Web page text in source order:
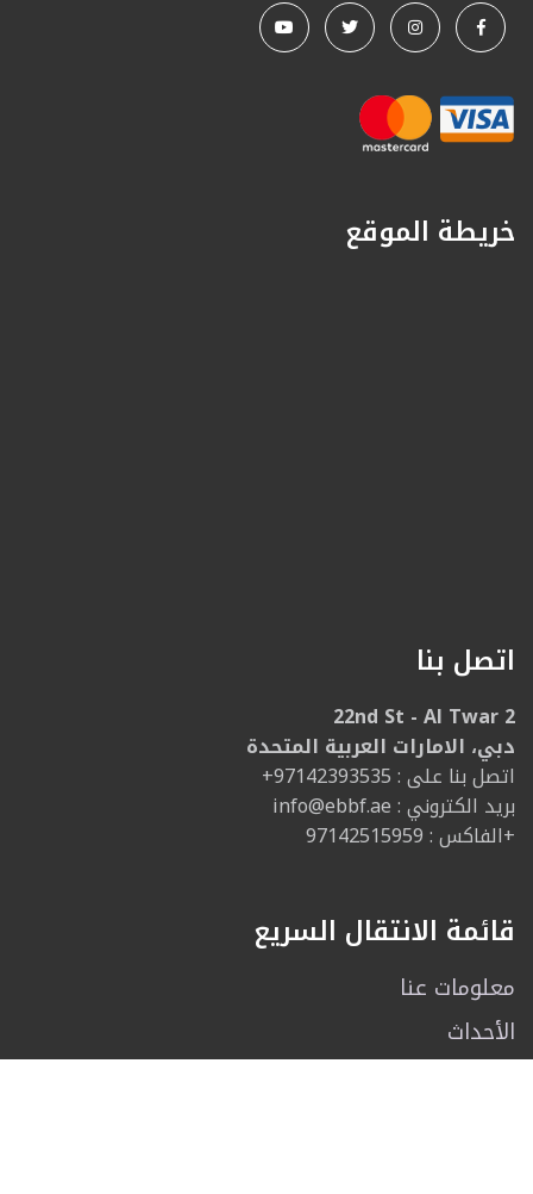
خريطة الموقع
اتصل بنا
22nd St - Al Twar 2
دبي، الامارات العربية المتحدة
+97142393535 : اتصل بنا على
info@ebbf.ae : بريد الكتروني
الفاكس : 97142515959+
قائمة الانتقال السريع
معلومات عنا
الأحداث